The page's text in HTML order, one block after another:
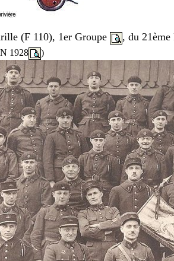
(F 110), 1er Groupe , du
1928 )